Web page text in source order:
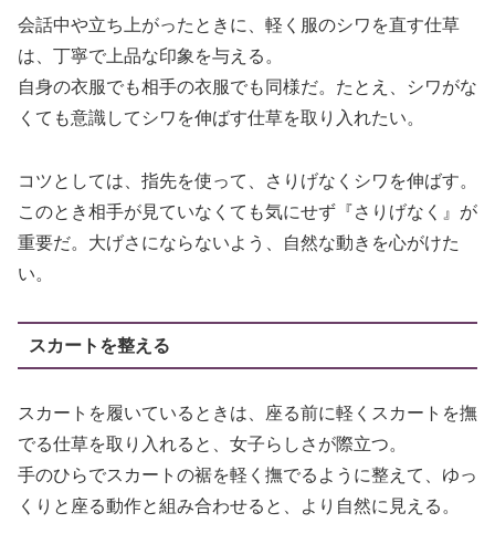
会話中や立ち上がったときに、軽く服のシワを直す仕草
は、丁寧で上品な印象を与える。
自身の衣服でも相手の衣服でも同様だ。たとえ、シワがな
くても意識してシワを伸ばす仕草を取り入れたい。
コツとしては、指先を使って、さりげなくシワを伸ばす。
このとき相手が見ていなくても気にせず『さりげなく』が
重要だ。大げさにならないよう、自然な動きを心がけた
い。
スカートを整える
スカートを履いているときは、座る前に軽くスカートを撫
でる仕草を取り入れると、女子らしさが際立つ。
手のひらでスカートの裾を軽く撫でるように整えて、ゆっ
くりと座る動作と組み合わせると、より自然に見える。